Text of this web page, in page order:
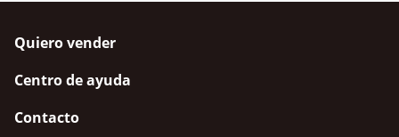
Quiero vender
Centro de ayuda
Contacto